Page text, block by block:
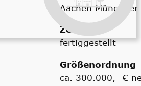
Aachen Münchner
Zeitraum
fertiggestellt
Größenordnung
ca. 300.000,- €